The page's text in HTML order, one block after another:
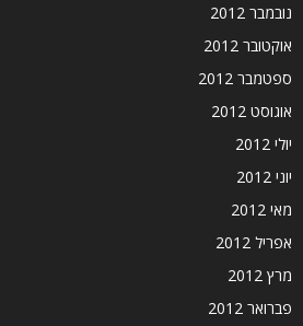
נובמבר 2012
אוקטובר 2012
ספטמבר 2012
אוגוסט 2012
יולי 2012
יוני 2012
מאי 2012
אפריל 2012
מרץ 2012
פברואר 2012